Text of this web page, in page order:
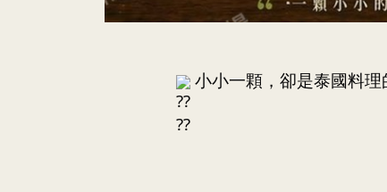
小小一顆，卻是泰國料